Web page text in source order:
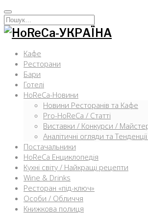
Перейти
к
содержимому
Искать:
Кафе
Ресторани
Бари
Готелі
HoReCa-Новини
Новини Ресторанів та Кафе
Pro-HoReCa / Статті
Виставки / Конкурси /
Аналітичні огляди та
Постачальники
HoReCa Енциклопедія
Кухні світу / Найкращі рецепти
Wine & Drinks
Ресторан «під-ключ»
Особи / Обличчя
Книжкова полиця